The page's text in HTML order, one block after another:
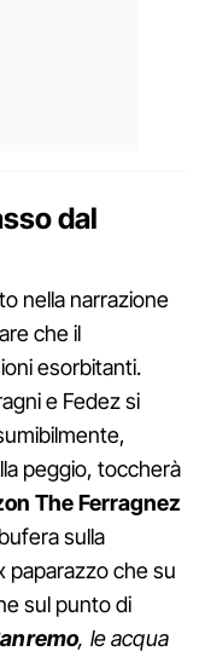
dal
nella narrazione
che il
esorbitanti.
e Fedez si
peggio, toccherà
The Ferragnez
sulla
paparazzo che su
sul punto di
, le acqua